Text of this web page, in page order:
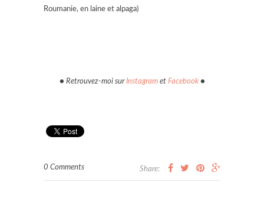
Roumanie, en laine et alpaga)
● Retrouvez-moi sur Instagramet Facebook●
0 Comments Share: